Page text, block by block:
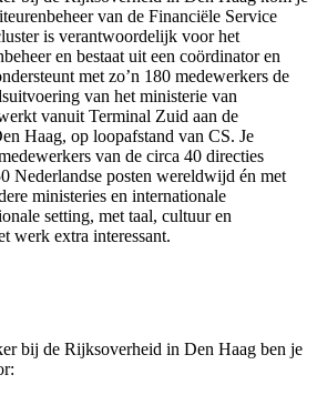
van de Financiële Service
is verantwoordelijk voor het
en bestaat uit een coördinator en
met zo’n 180 medewerkers de
van het ministerie van
vanuit Terminal Zuid aan de
Haag, op loopafstand van CS. Je
van de circa 40 directies
Nederlandse posten wereldwijd én met
ministeries en internationale
setting, met taal, cultuur en
werk extra interessant.
bij de Rijksoverheid in Den Haag ben je